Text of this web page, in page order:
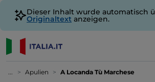
Dieser Inhalt wurde automatisch
Originaltext anzeigen.
... Apulien A Locanda Tù Marchese